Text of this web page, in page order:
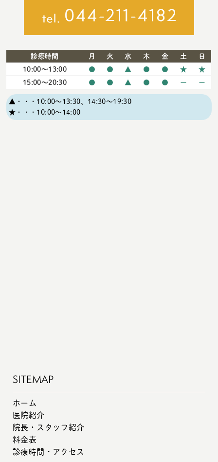
診療時間 月 火 水 木 金 土
日
10:00〜13:00
● ● ▲ ● ● ★
★
15:00〜20:30
● ● ▲ ● ● ー ー
▲・・・10:00～13:30、14:30～19:30
★・・・10:00～14:00
SITEMAP
ホーム
医院紹介
院長・スタッフ紹介
料金表
診療時間・アクセス